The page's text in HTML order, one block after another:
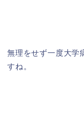
無理をせず一度大学
すね。